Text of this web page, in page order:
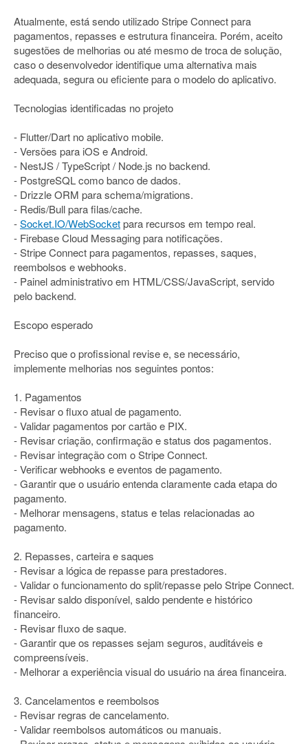
Atualmente, está sendo utilizado Stripe Connect para
pagamentos, repasses e estrutura financeira. Porém, aceito
sugestões de melhorias ou até mesmo de troca de solução,
caso o desenvolvedor identifique uma alternativa mais
adequada, segura ou eficiente para o modelo do aplicativo.
Tecnologias identificadas no projeto
- Flutter/Dart no aplicativo mobile.
- Versões para iOS e Android.
- NestJS / TypeScript / Node.js no backend.
- PostgreSQL como banco de dados.
- Drizzle ORM para schema/migrations.
- Redis/Bull para filas/cache.
-Socket.IO/WebSocketpara recursos em tempo real.
- Firebase Cloud Messaging para notificações.
- Stripe Connect para pagamentos, repasses, saques,
reembolsos e webhooks.
- Painel administrativo em HTML/CSS/JavaScript, servido
pelo backend.
Escopo esperado
Preciso que o profissional revise e, se necessário,
implemente melhorias nos seguintes pontos:
1. Pagamentos
- Revisar o fluxo atual de pagamento.
- Validar pagamentos por cartão e PIX.
- Revisar criação, confirmação e status dos pagamentos.
- Revisar integração com o Stripe Connect.
- Verificar webhooks e eventos de pagamento.
- Garantir que o usuário entenda claramente cada etapa do
pagamento.
- Melhorar mensagens, status e telas relacionadas ao
pagamento.
2. Repasses, carteira e saques
- Revisar a lógica de repasse para prestadores.
- Validar o funcionamento do split/repasse pelo Stripe Connect.
- Revisar saldo disponível, saldo pendente e histórico
financeiro.
- Revisar fluxo de saque.
- Garantir que os repasses sejam seguros, auditáveis e
compreensíveis.
- Melhorar a experiência visual do usuário na área financeira.
3. Cancelamentos e reembolsos
- Revisar regras de cancelamento.
- Validar reembolsos automáticos ou manuais.